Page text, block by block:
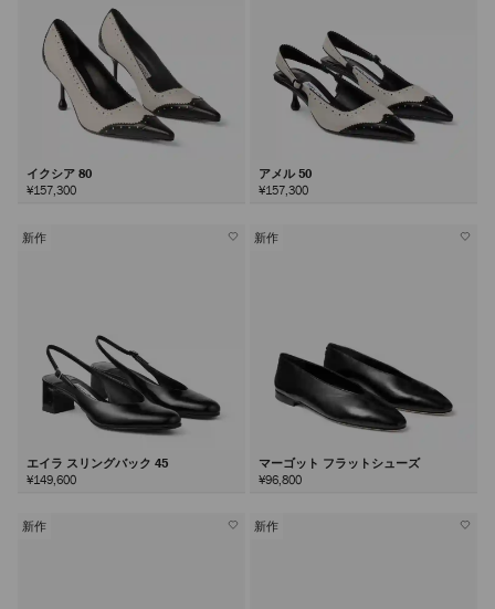
イクシア 80
¥157,300
アメル 50
¥157,300
新作
エイラ スリングバック 45
¥149,600
新作
マーゴット フラットシューズ
¥96,800
新作 新作